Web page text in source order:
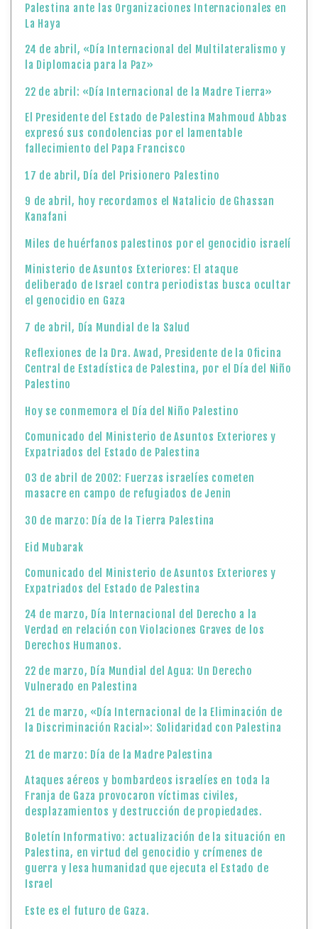
Palestina ante las Organizaciones Internacionales en
La Haya
24 de abril, «Día Internacional del Multilateralismo y
la Diplomacia para la Paz»
22 de abril: «Día Internacional de la Madre Tierra»
El Presidente del Estado de Palestina Mahmoud Abbas
expresó sus condolencias por el lamentable
fallecimiento del Papa Francisco
17 de abril, Día del Prisionero Palestino
9 de abril, hoy recordamos el Natalicio de Ghassan
Kanafani
Miles de huérfanos palestinos por el genocidio israelí
Ministerio de Asuntos Exteriores: El ataque
deliberado de Israel contra periodistas busca ocultar
el genocidio en Gaza
7 de abril, Día Mundial de la Salud
Reflexiones de la Dra. Awad, Presidente de la Oficina
Central de Estadística de Palestina, por el Día del Niño
Palestino
Hoy se conmemora el Día del Niño Palestino
Comunicado del Ministerio de Asuntos Exteriores y
Expatriados del Estado de Palestina
03 de abril de 2002: Fuerzas israelíes cometen
masacre en campo de refugiados de Jenin
30 de marzo: Día de la Tierra Palestina
Eid Mubarak
Comunicado del Ministerio de Asuntos Exteriores y
Expatriados del Estado de Palestina
24 de marzo, Día Internacional del Derecho a la
Verdad en relación con Violaciones Graves de los
Derechos Humanos.
22 de marzo, Día Mundial del Agua: Un Derecho
Vulnerado en Palestina
21 de marzo, «Día Internacional de la Eliminación de
la Discriminación Racial»: Solidaridad con Palestina
21 de marzo: Día de la Madre Palestina
Ataques aéreos y bombardeos israelíes en toda la
Franja de Gaza provocaron víctimas civiles,
desplazamientos y destrucción de propiedades.
Boletín Informativo: actualización de la situación en
Palestina, en virtud del genocidio y crímenes de
guerra y lesa humanidad que ejecuta el Estado de
Israel
Este es el futuro de Gaza.